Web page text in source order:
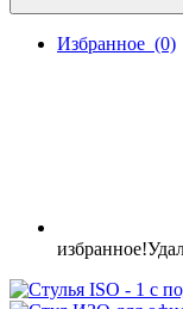
Избранное (0)
избранное!